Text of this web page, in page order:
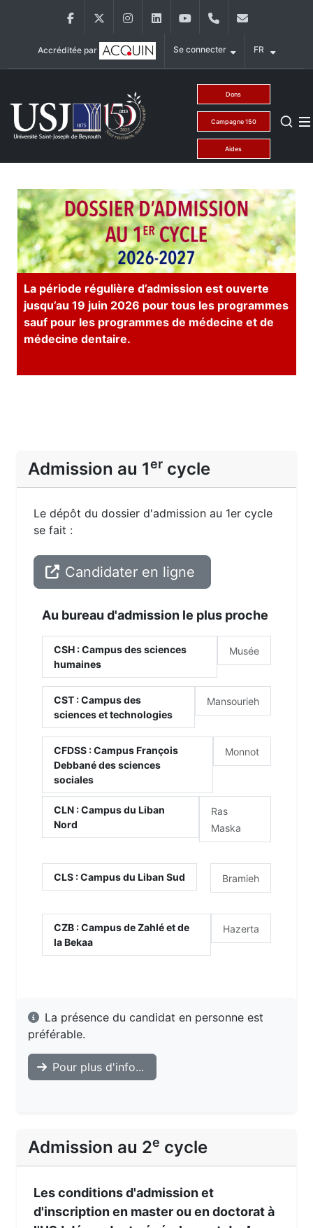
FacebookTwitter InstagramLinkedInYouTube+9611421000
Accréditée par Se connecter FR
Dons
Campagne 150
Aides
La période régulière d’admission est ouverte
jusqu’au 19 juin 2026 pour tous les programmes
sauf pour les programmes de médecine et de
médecine dentaire.
Admission au 1er cycle
Le dépôt du dossier d'admission au 1er cycle
se fait :
Candidater en ligne
Au bureau d'admission le plus proche
CSH : Campus des sciences
humaines
Musée
CST : Campus des
sciences et technologies
Mansourieh
CFDSS : Campus François
Debbané des sciences
sociales
Monnot
CLN : Campus du Liban
Nord
Ras
Maska
CLS : Campus du Liban Sud Bramieh
CZB : Campus de Zahlé et de
la Bekaa
Hazerta
La présence du candidat en personne est
préférable.
Pour plus d'info...
Admission au 2e cycle
Les conditions d'admission et
d'inscription en master ou en doctorat à